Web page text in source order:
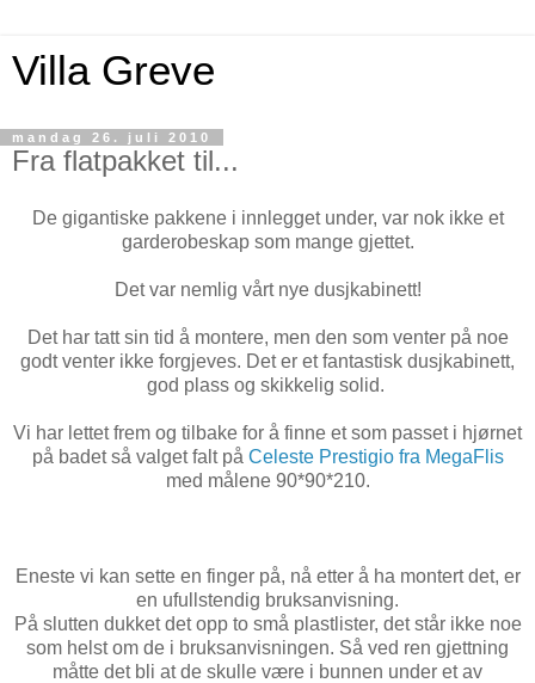
Villa Greve
mandag 26. juli 2010
Fra flatpakket til...
De gigantiske pakkene i innlegget under, var nok ikke et
garderobeskap som mange gjettet.
Det var nemlig vårt nye dusjkabinett!
Det har tatt sin tid å montere, men den som venter på noe
godt venter ikke forgjeves. Det er et fantastisk dusjkabinett,
god plass og skikkelig solid.
Vi har lettet frem og tilbake for å finne et som passet i hjørnet
på badet så valget falt på Celeste Prestigio fra MegaFlis
med målene 90*90*210.
Eneste vi kan sette en finger på, nå etter å ha montert det, er
en ufullstendig bruksanvisning.
På slutten dukket det opp to små plastlister, det står ikke noe
som helst om de i bruksanvisningen. Så ved ren gjettning
måtte det bli at de skulle være i bunnen under et av